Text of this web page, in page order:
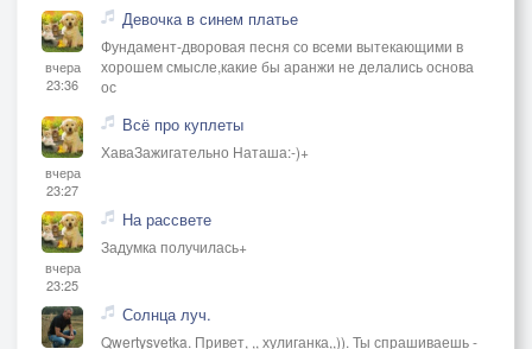
вчера
23:36
Девочка в синем платье
Фундамент-дворовая песня со всеми вытекающими в
хорошем смысле,какие бы аранжи не делались основа
ос
вчера
23:27
Всё про куплеты
ХаваЗажигательно Наташа:-)+
вчера
23:25
На рассвете
Задумка получилась+
Солнца луч.
Qwertysvetka. Привет, ,, хулиганка,,)). Ты спрашиваешь -